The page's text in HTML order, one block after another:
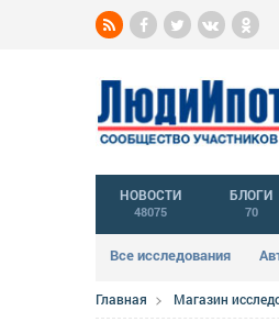
НОВОСТИ
48075
БЛОГИ
70
Все исследования
Главная Магазин